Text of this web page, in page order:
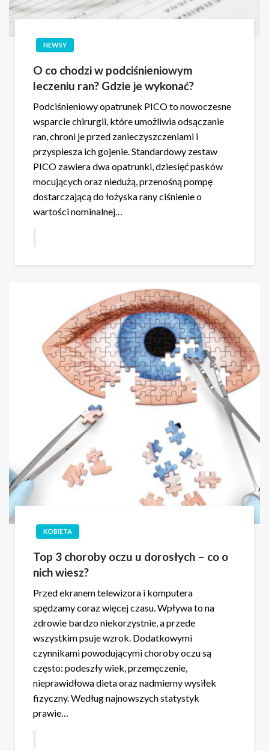
NEWSY
O co chodzi w podciśnieniowym
leczeniu ran? Gdzie je wykonać?
Podciśnieniowy opatrunek PICO to nowoczesne
wsparcie chirurgii, które umożliwia odsączanie
ran, chroni je przed zanieczyszczeniami i
przyspiesza ich gojenie. Standardowy zestaw
PICO zawiera dwa opatrunki, dziesięć pasków
mocujących oraz niedużą, przenośną pompę
dostarczającą do łożyska rany ciśnienie o
wartości nominalnej…
KOBIETA
Top 3 choroby oczu u dorosłych – co o
nich wiesz?
Przed ekranem telewizora i komputera
spędzamy coraz więcej czasu. Wpływa to na
zdrowie bardzo niekorzystnie, a przede
wszystkim psuje wzrok. Dodatkowymi
czynnikami powodującymi choroby oczu są
często: podeszły wiek, przemęczenie,
nieprawidłowa dieta oraz nadmierny wysiłek
fizyczny. Według najnowszych statystyk
prawie…